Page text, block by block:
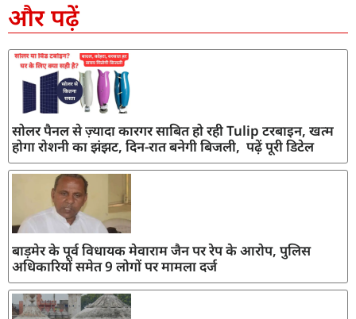
और पढ़ें
सोलर पैनल से ज़्यादा कारगर साबित हो रही Tulip टरबाइन, खत्म
होगा रोशनी का झंझट, दिन-रात बनेगी बिजली, पढ़ें पूरी डिटेल
बाड़मेर के पूर्व विधायक मेवाराम जैन पर रेप के आरोप, पुलिस
अधिकारियों समेत 9 लोगों पर मामला दर्ज